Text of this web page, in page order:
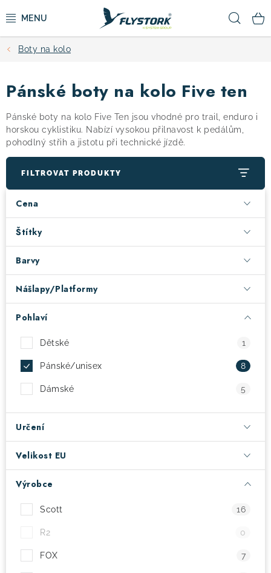
na
CYKLISTIKA
ZIMNÍ SPORTY
KOLOBĚŽKY
OBLEČENÍ A BOTY
DOPLŇKY
CAMPING
VÝPRODEJ
! Akce ! Obchodní podmínky
Moje objednávka
Boty na kolo
Pánské boty na kolo Five ten
Pánské boty na kolo Five Ten jsou vhodné pro trail, enduro i
horskou cyklistiku. Nabízí vysokou přilnavost k pedálům,
pohodlný střih a jistotu při technické jízdě.
FILTROVAT PRODUKTY
Cena
Štítky
Barvy
Nášlapy/Platformy
Pohlaví
Dětské 1
Pánské/unisex 8
Dámské 5
Určení
Velikost EU
Výrobce
Scott 16
R2 0
FOX 7